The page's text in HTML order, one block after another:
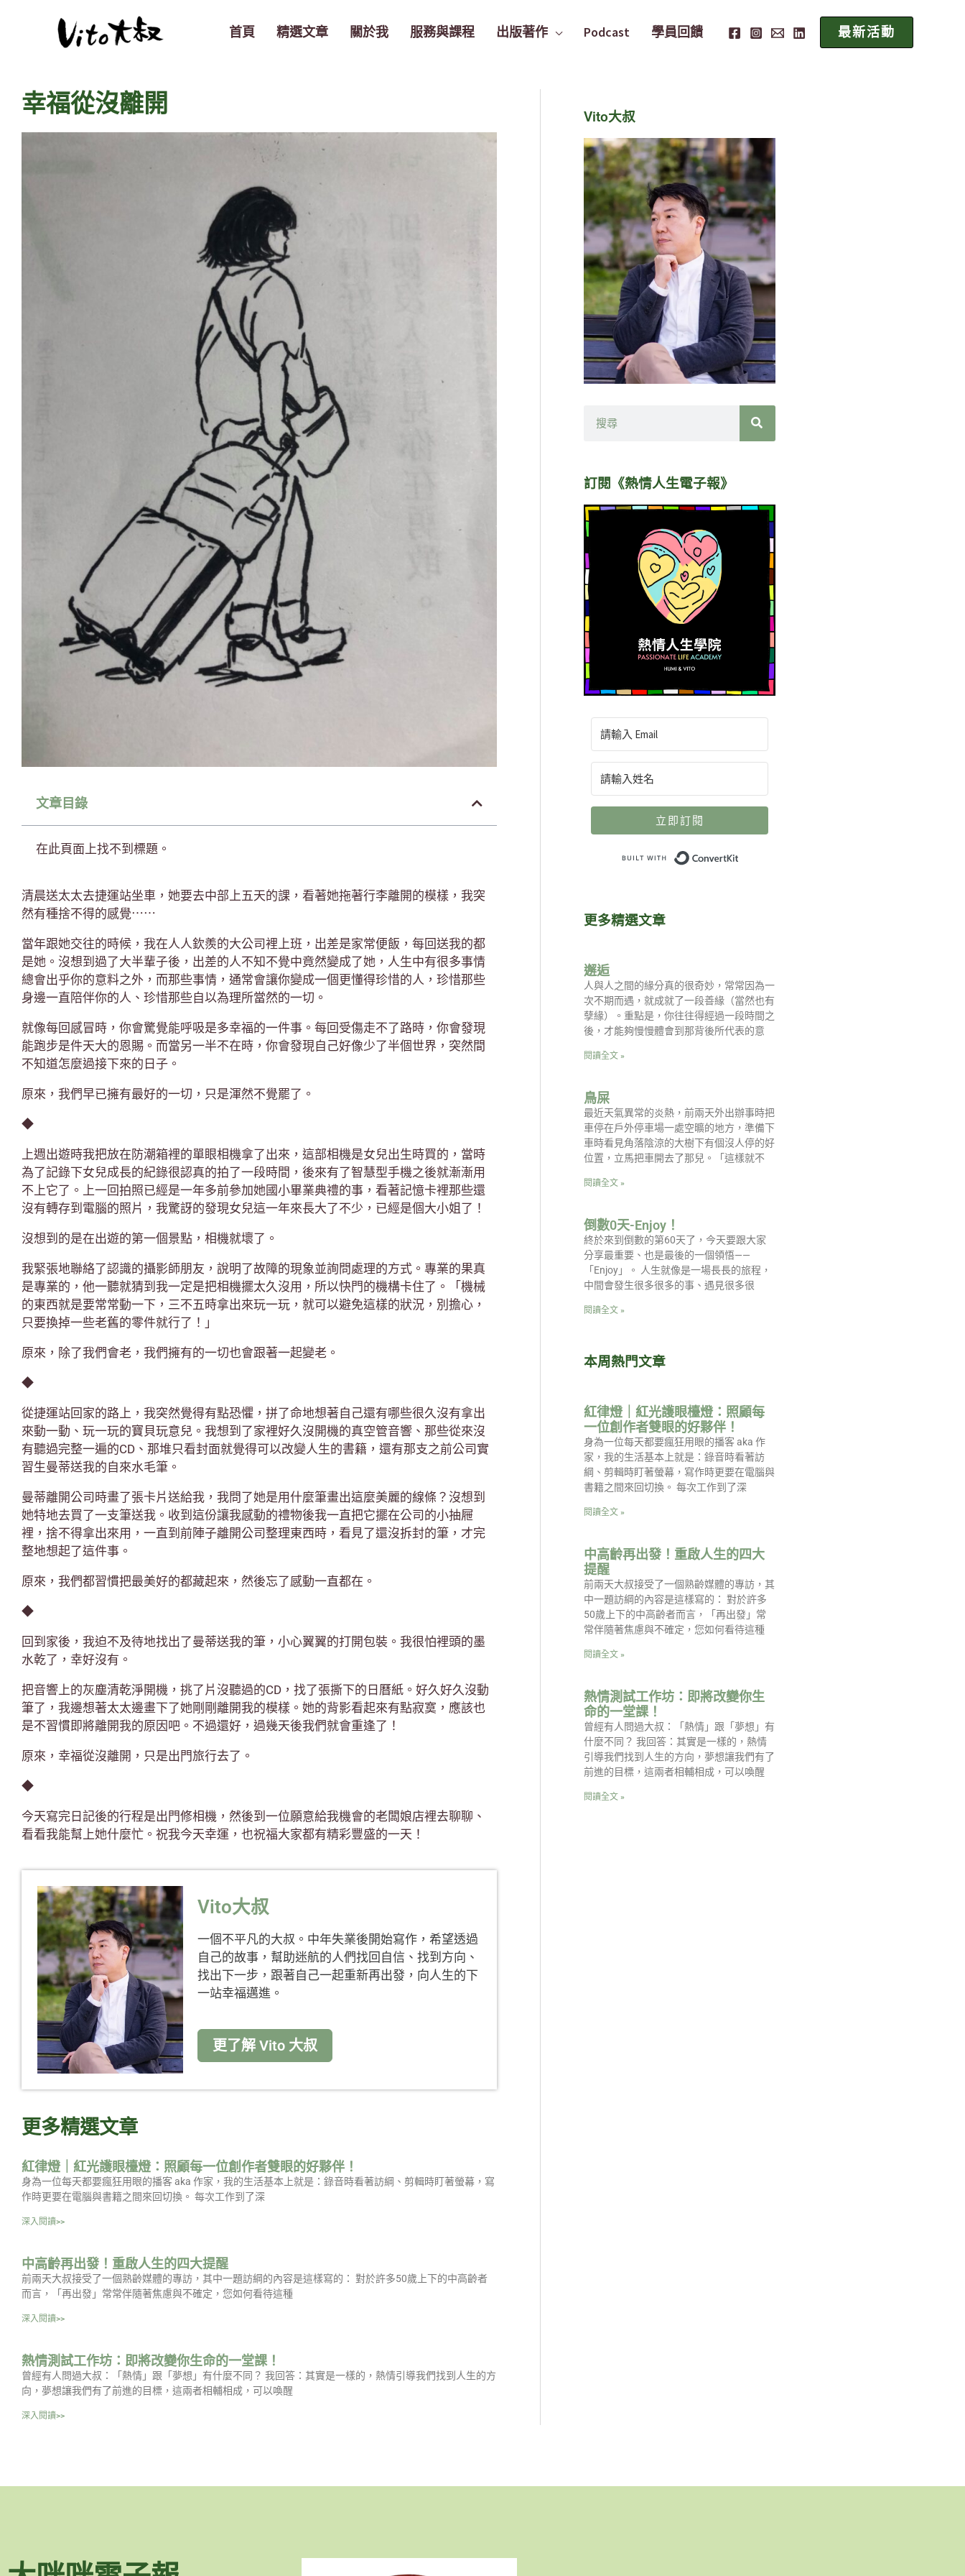
首頁 精選文章 關於我 服務與課程 出版著作 Podcast 學員回饋 最新活動
幸福從沒離開
文章目錄
在此頁面上找不到標題。
清晨送太太去捷運站坐車，她要去中部上五天的課，看著她拖著行李離開的模樣，我突
然有種捨不得的感覺⋯⋯
當年跟她交往的時候，我在人人欽羨的大公司裡上班，出差是家常便飯，每回送我的都
是她。沒想到過了大半輩子後，出差的人不知不覺中竟然變成了她，人生中有很多事情
總會出乎你的意料之外，而那些事情，通常會讓你變成一個更懂得珍惜的人，珍惜那些
身邊一直陪伴你的人、珍惜那些自以為理所當然的一切。
就像每回感冒時，你會驚覺能呼吸是多幸福的一件事。每回受傷走不了路時，你會發現
能跑步是件天大的恩賜。而當另一半不在時，你會發現自己好像少了半個世界，突然間
不知道怎麼過接下來的日子。
原來，我們早已擁有最好的一切，只是渾然不覺罷了。
◆
上週出遊時我把放在防潮箱裡的單眼相機拿了出來，這部相機是女兒出生時買的，當時
為了記錄下女兒成長的紀錄很認真的拍了一段時間，後來有了智慧型手機之後就漸漸用
不上它了。上一回拍照已經是一年多前參加她國小畢業典禮的事，看著記憶卡裡那些還
沒有轉存到電腦的照片，我驚訝的發現女兒這一年來長大了不少，已經是個大小姐了！
沒想到的是在出遊的第一個景點，相機就壞了。
我緊張地聯絡了認識的攝影師朋友，說明了故障的現象並詢問處理的方式。專業的果真
是專業的，他一聽就猜到我一定是把相機擺太久沒用，所以快門的機構卡住了。「機械
的東西就是要常常動一下，三不五時拿出來玩一玩，就可以避免這樣的狀況，別擔心，
只要換掉一些老舊的零件就行了！」
原來，除了我們會老，我們擁有的一切也會跟著一起變老。
◆
從捷運站回家的路上，我突然覺得有點恐懼，拼了命地想著自己還有哪些很久沒有拿出
來動一動、玩一玩的寶貝玩意兒。我想到了家裡好久沒開機的真空管音響、那些從來沒
有聽過完整一遍的CD、那堆只看封面就覺得可以改變人生的書籍，還有那支之前公司實
習生曼蒂送我的自來水毛筆。
曼蒂離開公司時畫了張卡片送給我，我問了她是用什麼筆畫出這麼美麗的線條？沒想到
她特地去買了一支筆送我。收到這份讓我感動的禮物後我一直把它擺在公司的小抽屜
裡，捨不得拿出來用，一直到前陣子離開公司整理東西時，看見了還沒拆封的筆，才完
整地想起了這件事。
原來，我們都習慣把最美好的都藏起來，然後忘了感動一直都在。
◆
回到家後，我迫不及待地找出了曼蒂送我的筆，小心翼翼的打開包裝。我很怕裡頭的墨
水乾了，幸好沒有。
把音響上的灰塵清乾淨開機，挑了片沒聽過的CD，找了張撕下的日曆紙。好久好久沒動
筆了，我邊想著太太邊畫下了她剛剛離開我的模樣。她的背影看起來有點寂寞，應該也
是不習慣即將離開我的原因吧。不過還好，過幾天後我們就會重逢了！
原來，幸福從沒離開，只是出門旅行去了。
◆
今天寫完日記後的行程是出門修相機，然後到一位願意給我機會的老闆娘店裡去聊聊、
看看我能幫上她什麼忙。祝我今天幸運，也祝福大家都有精彩豐盛的一天！
Vito大叔
一個不平凡的大叔。中年失業後開始寫作，希望透過
自己的故事，幫助迷航的人們找回自信、找到方向、
找出下一步，跟著自己一起重新再出發，向人生的下
一站幸福邁進。
更了解 Vito 大叔
更多精選文章
紅律燈｜紅光護眼檯燈：照顧每一位創作者雙眼的好夥伴！
身為一位每天都要瘋狂用眼的播客 aka 作家，我的生活基本上就是：錄音時看著訪綱、剪輯時盯著螢幕，寫
作時更要在電腦與書籍之間來回切換。 每次工作到了深
深入閱讀>>
中高齡再出發！重啟人生的四大提醒
前兩天大叔接受了一個熟齡媒體的專訪，其中一題訪綱的內容是這樣寫的： 對於許多50歲上下的中高齡者
而言，「再出發」常常伴隨著焦慮與不確定，您如何看待這種
深入閱讀>>
熱情測試工作坊：即將改變你生命的一堂課！
曾經有人問過大叔：「熱情」跟「夢想」有什麼不同？ 我回答：其實是一樣的，熱情引導我們找到人生的方
向，夢想讓我們有了前進的目標，這兩者相輔相成，可以喚醒
深入閱讀>>
Vito大叔
訂閱《熱情人生電子報》
立即訂閱
更多精選文章
邂逅
人與人之間的緣分真的很奇妙，常常因為一
次不期而遇，就成就了一段善緣（當然也有
孽緣）。重點是，你往往得經過一段時間之
後，才能夠慢慢體會到那背後所代表的意
閱讀全文 »
鳥屎
最近天氣異常的炎熱，前兩天外出辦事時把
車停在戶外停車場一處空曠的地方，準備下
車時看見角落陰涼的大樹下有個沒人停的好
位置，立馬把車開去了那兒。「這樣就不
閱讀全文 »
倒數0天-Enjoy！
終於來到倒數的第60天了，今天要跟大家
分享最重要、也是最後的一個領悟——
「Enjoy」。 人生就像是一場長長的旅程，
中間會發生很多很多的事、遇見很多很
閱讀全文 »
本周熱門文章
紅律燈｜紅光護眼檯燈：照顧每
一位創作者雙眼的好夥伴！
身為一位每天都要瘋狂用眼的播客 aka 作
家，我的生活基本上就是：錄音時看著訪
綱、剪輯時盯著螢幕，寫作時更要在電腦與
書籍之間來回切換。 每次工作到了深
閱讀全文 »
中高齡再出發！重啟人生的四大
提醒
前兩天大叔接受了一個熟齡媒體的專訪，其
中一題訪綱的內容是這樣寫的： 對於許多
50歲上下的中高齡者而言，「再出發」常
常伴隨著焦慮與不確定，您如何看待這種
閱讀全文 »
熱情測試工作坊：即將改變你生
命的一堂課！
曾經有人問過大叔：「熱情」跟「夢想」有
什麼不同？ 我回答：其實是一樣的，熱情
引導我們找到人生的方向，夢想讓我們有了
前進的目標，這兩者相輔相成，可以喚醒
閱讀全文 »